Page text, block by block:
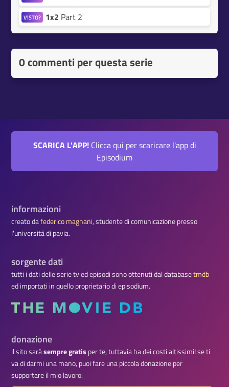
VISTO? 1x2 Part 2
0 commenti per questa serie
SCARICA L'APP!Clicca qui per scaricare l'app di
Episodium
informazioni
creato dafederico magnani, studente di comunicazione presso
l'università di pavia.
sorgente dati
tutti i dati delle serie tv ed episodi sono ottenuti dal databasetmdb
ed importati in quello proprietario di episodium.
donazione
il sito saràsempre gratis per te, tuttavia ha dei costi altissimi! se ti
va di darmi una mano, puoi fare una piccola donazione per
supportare il mio lavoro: